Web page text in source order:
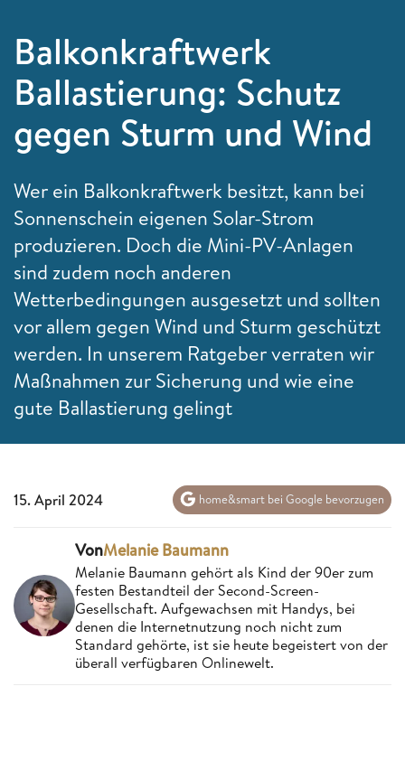
Balkonkraftwerk
Ballastierung: Schutz
gegen Sturm und Wind
Wer ein Balkonkraftwerk besitzt, kann bei
Sonnenschein eigenen Solar-Strom
produzieren. Doch die Mini-PV-Anlagen
sind zudem noch anderen
Wetterbedingungen ausgesetzt und sollten
vor allem gegen Wind und Sturm geschützt
werden. In unserem Ratgeber verraten wir
Maßnahmen zur Sicherung und wie eine
gute Ballastierung gelingt
15. April 2024 home&smart bei Google bevorzugen
VonMelanie Baumann
Melanie Baumann gehört als Kind der 90er zum
festen Bestandteil der Second-Screen-
Gesellschaft. Aufgewachsen mit Handys, bei
denen die Internetnutzung noch nicht zum
Standard gehörte, ist sie heute begeistert von der
überall verfügbaren Onlinewelt.